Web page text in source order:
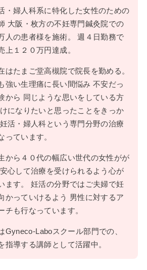
・婦人科系に特化した女性のための
大阪・枚方の不妊専門鍼灸院での
人の患者様を施術。 週４日勤務で
上１２０万円達成。
はたまご堂高槻院で院長を勤める。
強い生理痛に長い間悩み 不安だっ
から 同じような思いをしている方
になりたいと思ったことをきっか
活・婦人科という専門分野の治療
っています。
から４０代の幅広い世代の女性がが
心して治療を受けられるよう心が
ます。 妊活の分野ではご夫婦で妊
かっていけるよう 男性に対するア
チも行なっています。
Gyneco-Laboスクール部門での、
指導する講師として活躍中。